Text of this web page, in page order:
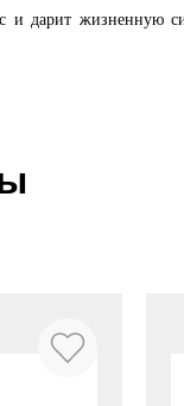
и дарит жизненную